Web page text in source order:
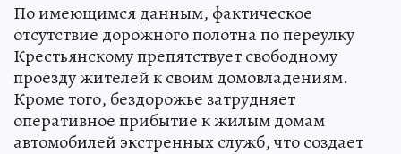
По имеющимся данным, фактическое
отсутствие дорожного полотна по переулку
Крестьянскому препятствует свободному
проезду жителей к своим домовладениям.
Кроме того, бездорожье затрудняет
оперативное прибытие к жилым домам
автомобилей экстренных служб, что создает